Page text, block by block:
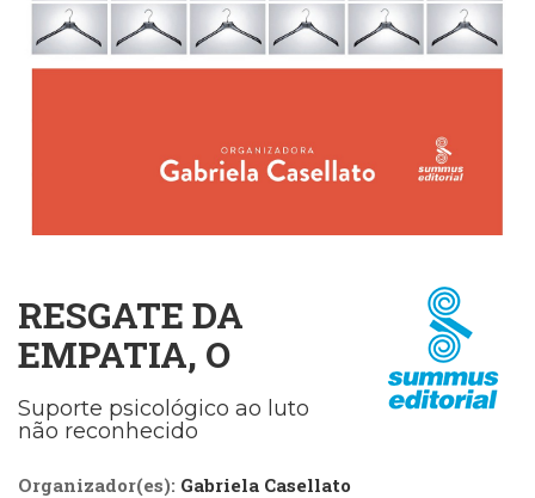
Cinema
(23)
Movimento
Interior
(222)
Criatividade
Culinária,
Alimentação
RESGATE DA
EMPATIA, O
Suporte psicológico ao luto
não reconhecido
Organizador(es): Gabriela Casellato